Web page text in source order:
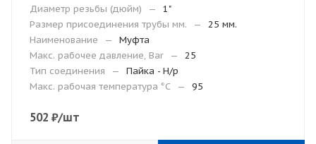
Диаметр резьбы (дюйм)
—
1"
Размер присоединения трубы мм.
—
25 мм.
Наименование
—
Муфта
Макс. рабочее давление, Bar
—
25
Тип соединения
—
Пайка - Н/р
Макc. рабочая температура °С
— 95
502 ₽/шт